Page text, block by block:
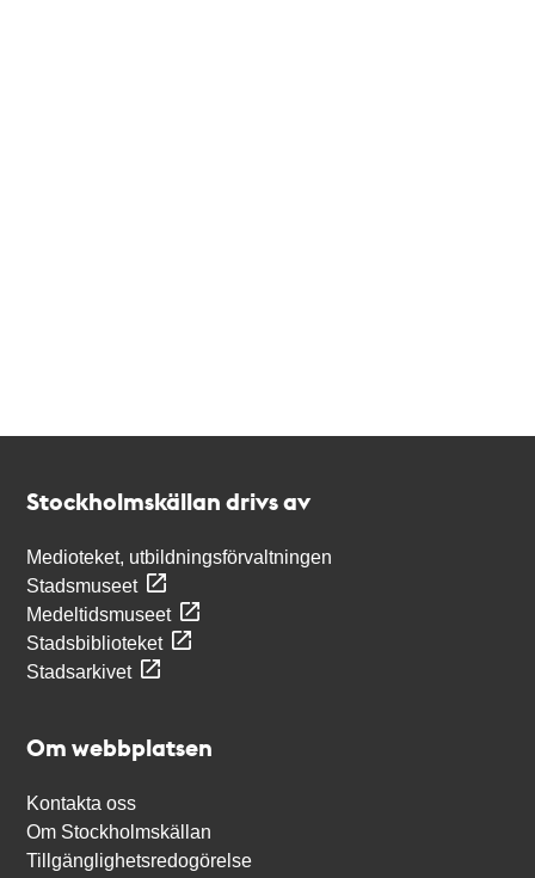
Stockholmskällan drivs av
Medioteket, utbildningsförvaltningen
Stadsmuseet
Medeltidsmuseet
Stadsbiblioteket
Stadsarkivet
Om webbplatsen
Kontakta oss
Om Stockholmskällan
Tillgänglighetsredogörelse